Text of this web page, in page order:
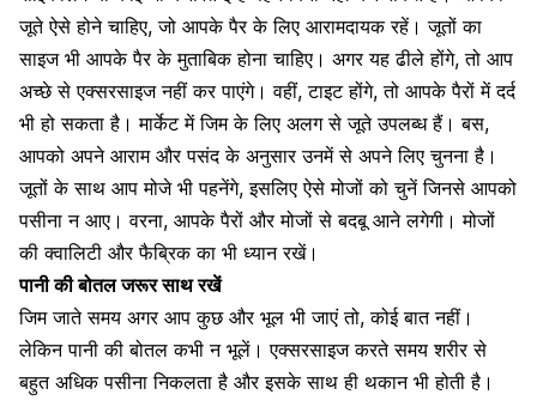
जूते ऐसे होने चाहिए, जो आपके पैर के लिए आरामदायक रहें। जूतों का
साइज भी आपके पैर के मुताबिक होना चाहिए। अगर यह ढीले होंगे, तो आप
अच्छे से एक्सरसाइज नहीं कर पाएंगे। वहीं, टाइट होंगे, तो आपके पैरों में दर्द
भी हो सकता है। मार्केट में जिम के लिए अलग से जूते उपलब्ध हैं। बस,
आपको अपने आराम और पसंद के अनुसार उनमें से अपने लिए चुनना है।
जूतों के साथ आपमोजेभी पहनेंगे, इसलिए ऐसे मोजों को चुनें जिनसे आपको
पसीना न आए। वरना, आपके पैरों और मोजों से बदबू आने लगेगी। मोजों
की क्वालिटी और फैब्रिक का भी ध्यान रखें।
पानी की बोतल जरूर साथ रखें
जिम जाते समय अगर आप कुछ और भूल भी जाएं तो, कोई बात नहीं।
लेकिनपानी की बोतल कभी न भूलें। एक्सरसाइज करते समय शरीर से
बहुत अधिक पसीना निकलता है और इसके साथ ही थकान भी होती है।